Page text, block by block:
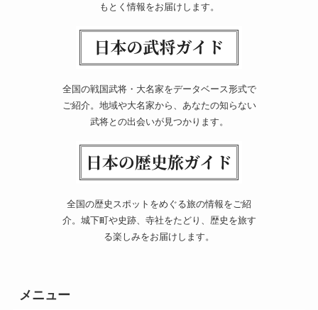
もとく情報をお届けします。
全国の戦国武将・大名家をデータベース形式で
ご紹介。地域や大名家から、あなたの知らない
武将との出会いが見つかります。
全国の歴史スポットをめぐる旅の情報をご紹
介。城下町や史跡、寺社をたどり、歴史を旅す
る楽しみをお届けします。
メニュー